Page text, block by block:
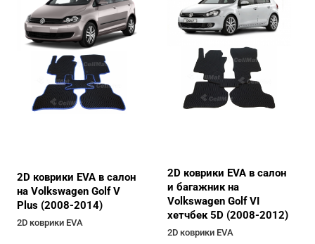
2D коврики EVA в салон
на Volkswagen Golf V
Plus (2008-2014)
2D коврики EVA
2D коврики EVA в салон
и багажник на
Volkswagen Golf VI
хетчбек 5D (2008-2012)
2D коврики EVA